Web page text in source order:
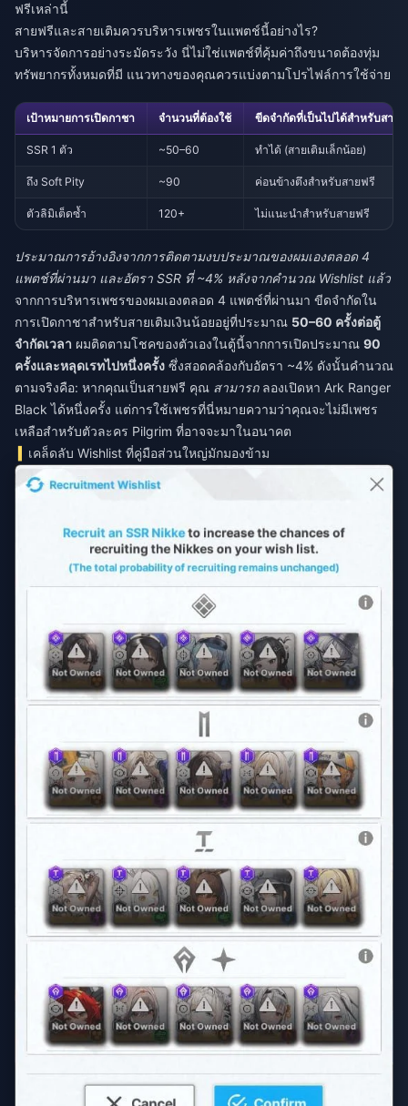
ฟรีเหล่านี้
สายฟรีและสายเติมควรบริหารเพชรในแพตช์นี้อย่างไร?
บริหารจัดการอย่างระมัดระวัง นี่ไม่ใช่แพตช์ที่คุ้มค่าถึงขนาดต้องทุ่ม
ทรัพยากรทั้งหมดที่มี แนวทางของคุณควรแบ่งตามโปรไฟล์การใช้จ่าย
เป้าหมายการเปิดกาชา จำนวนที่ต้องใช้ ขีดจำกัดที่เป็นไปได้สำหรับสาย
SSR 1 ตัว ~50–60 ทำได้ (สายเติมเล็กน้อย)
ถึง Soft Pity ~90 ค่อนข้างตึงสำหรับสายฟรี
ตัวลิมิเต็ดซ้ำ 120+ ไม่แนะนำสำหรับสายฟรี
ประมาณการอ้างอิงจากการติดตามงบประมาณของผมเองตลอด 4
แพตช์ที่ผ่านมา และอัตรา SSR ที่ ~4% หลังจากคำนวณ Wishlist แล้ว
จากการบริหารเพชรของผมเองตลอด 4 แพตช์ที่ผ่านมา ขีดจำกัดใน
การเปิดกาชาสำหรับสายเติมเงินน้อยอยู่ที่ประมาณ 50–60 ครั้งต่อตู้
จำกัดเวลา ผมติดตามโชคของตัวเองในตู้นี้จากการเปิดประมาณ 90
ครั้งและหลุดเรทไปหนึ่งครั้ง ซึ่งสอดคล้องกับอัตรา ~4% ดังนั้นคำนวณ
ตามจริงคือ: หากคุณเป็นสายฟรี คุณ สามารถลองเปิดหา Ark Ranger
Black ได้หนึ่งครั้ง แต่การใช้เพชรที่นี่หมายความว่าคุณจะไม่มีเพชร
เหลือสำหรับตัวละคร Pilgrim ที่อาจจะมาในอนาคต
เคล็ดลับ Wishlist ที่คู่มือส่วนใหญ่มักมองข้าม